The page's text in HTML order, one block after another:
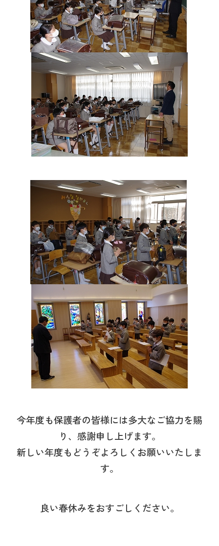
今年度も保護者の皆様には多大なご協力を賜
り、感謝申し上げます。
新しい年度もどうぞよろしくお願いいたしま
す。
良い春休みをおすごしください。